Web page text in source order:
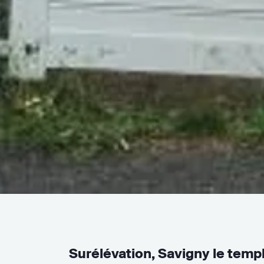
Surélévation, Savigny le